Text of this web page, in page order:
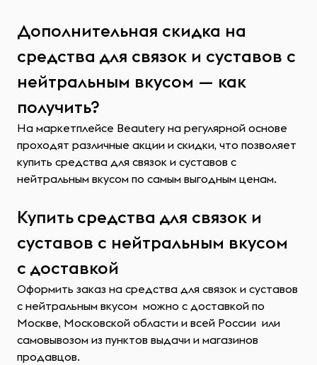
Дополнительная скидка на
средства для связок и суставов с
нейтральным вкусом — как
получить?
На маркетплейсе Beautery на регулярной основе
проходят различные акции и скидки, что позволяет
купить средства для связок и суставов с
нейтральным вкусом по самым выгодным ценам.
Купить средства для связок и
суставов с нейтральным вкусом
с доставкой
Оформить заказ на средства для связок и суставов
с нейтральным вкусом можно с доставкой по
Москве, Московской области и всей России или
самовывозом из пунктов выдачи и магазинов
продавцов.